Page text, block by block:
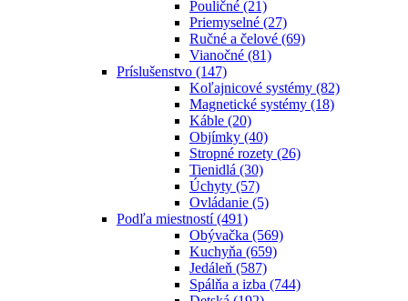
Pouličné (21)
Priemyselné (27)
Ručné a čelové (69)
Vianočné (81)
Príslušenstvo (147)
Koľajnicové systémy (82)
Magnetické systémy (18)
Káble (20)
Objímky (40)
Stropné rozety (26)
Tienidlá (30)
Úchyty (57)
Ovládanie (5)
Podľa miestností(491)
Obývačka (569)
Kuchyňa (659)
Jedáleň (587)
Spálňa a izba (744)